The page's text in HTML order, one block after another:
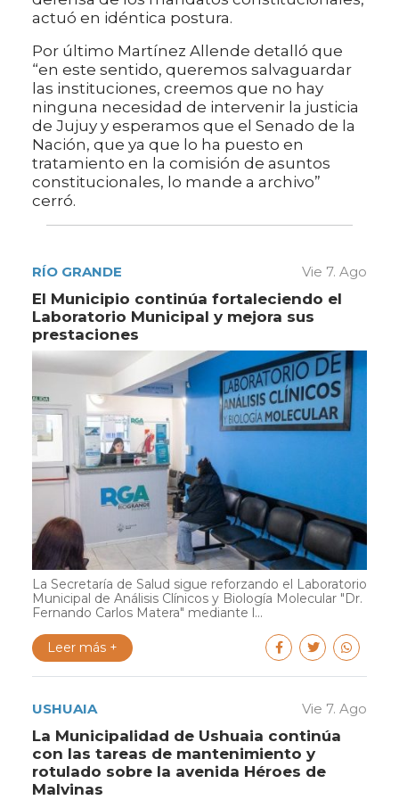
actuó en idéntica postura.
Por último Martínez Allende detalló que
“en este sentido, queremos salvaguardar
las instituciones, creemos que no hay
ninguna necesidad de intervenir la justicia
de Jujuy y esperamos que el Senado de la
Nación, que ya que lo ha puesto en
tratamiento en la comisión de asuntos
constitucionales, lo mande a archivo”
cerró.
RÍO GRANDE Vie 7. Ago
El Municipio continúa fortaleciendo el
Laboratorio Municipal y mejora sus
prestaciones
La Secretaría de Salud sigue reforzando el Laboratorio
Municipal de Análisis Clínicos y Biología Molecular "Dr.
Fernando Carlos Matera" mediante l...
Leer más +
USHUAIA Vie 7. Ago
La Municipalidad de Ushuaia continúa
con las tareas de mantenimiento y
rotulado sobre la avenida Héroes de
Malvinas